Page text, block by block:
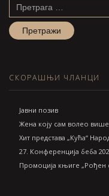
СКОРАШЊИ ЧЛАНЦИ
Jавни позив
Жена коју сам волео
Хит представа „Кућа“
27. Конференција беба
Промоција књиге „Рођен